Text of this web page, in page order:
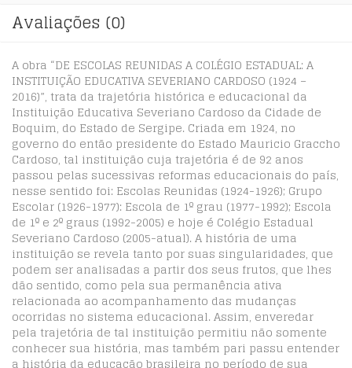
Avaliações (0)
A obra “DE ESCOLAS REUNIDAS A COLÉGIO ESTADUAL: A
INSTITUIÇÃO EDUCATIVA SEVERIANO CARDOSO (1924 –
2016)”, trata da trajetória histórica e educacional da
Instituição Educativa Severiano Cardoso da Cidade de
Boquim, do Estado de Sergipe. Criada em 1924, no
governo do então presidente do Estado Mauricio Graccho
Cardoso, tal instituição cuja trajetória é de 92 anos
passou pelas sucessivas reformas educacionais do país,
nesse sentido foi: Escolas Reunidas (1924-1926); Grupo
Escolar (1926-1977): Escola de 1º grau (1977-1992); Escola
de 1º e 2º graus (1992-2005) e hoje é Colégio Estadual
Severiano Cardoso (2005-atual). A história de uma
instituição se revela tanto por suas singularidades, que
podem ser analisadas a partir dos seus frutos, que lhes
dão sentido, como pela sua permanência ativa
relacionada ao acompanhamento das mudanças
ocorridas no sistema educacional. Assim, enveredar
pela trajetória de tal instituição permitiu não somente
conhecer sua história, mas também pari passu entender
a história da educação brasileira no período de sua